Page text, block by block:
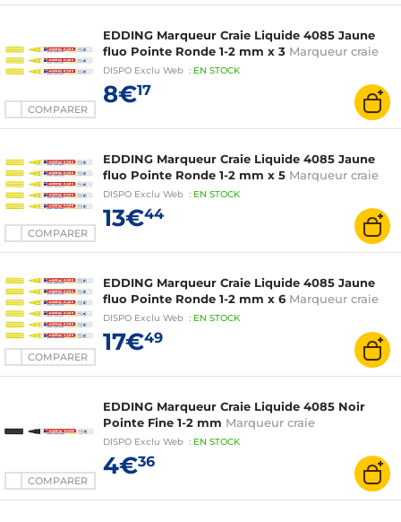
COMPARER
EDDING Marqueur Craie Liquide 4085 Jaune
fluo Pointe Ronde 1-2 mm x 3 Marqueur craie
DISPO Exclu Web : EN STOCK
8€17
COMPARER
EDDING Marqueur Craie Liquide 4085 Jaune
fluo Pointe Ronde 1-2 mm x 5 Marqueur craie
DISPO Exclu Web : EN STOCK
13€44
COMPARER
EDDING Marqueur Craie Liquide 4085 Jaune
fluo Pointe Ronde 1-2 mm x 6 Marqueur craie
DISPO Exclu Web : EN STOCK
17€49
COMPARER
EDDING Marqueur Craie Liquide 4085 Noir
Pointe Fine 1-2 mm Marqueur craie
DISPO Exclu Web : EN STOCK
4€36